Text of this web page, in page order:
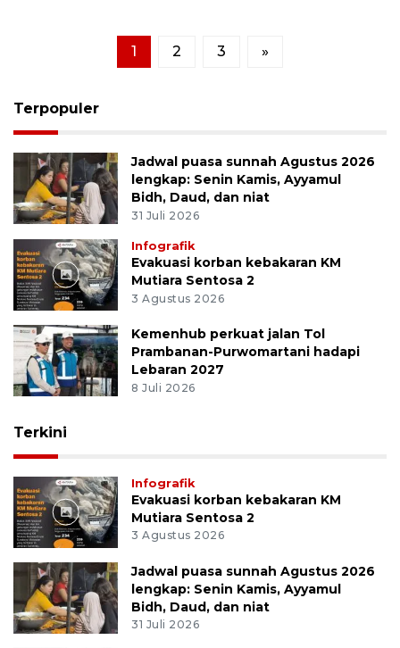
1 2 3 »
Terpopuler
Jadwal puasa sunnah Agustus 2026
lengkap: Senin Kamis, Ayyamul
Bidh, Daud, dan niat
31 Juli 2026
Infografik
Evakuasi korban kebakaran KM
Mutiara Sentosa 2
3 Agustus 2026
Kemenhub perkuat jalan Tol
Prambanan-Purwomartani hadapi
Lebaran 2027
8 Juli 2026
Terkini
Infografik
Evakuasi korban kebakaran KM
Mutiara Sentosa 2
3 Agustus 2026
Jadwal puasa sunnah Agustus 2026
lengkap: Senin Kamis, Ayyamul
Bidh, Daud, dan niat
31 Juli 2026